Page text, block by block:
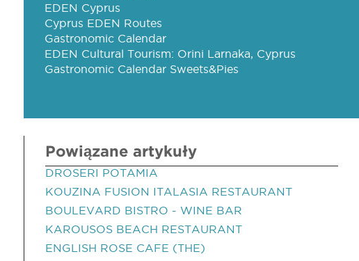
EDEN Cyprus
Cyprus EDEN Routes
Gastronomic Calendar
EDEN Cultural Tourism: Orini Larnaka, Cyprus
Gastronomic Calendar Sweets&Pies
Powiązane artykuły
DROSERI POTAMIA
KOUZINA FUSION ITALASIA RESTAURANT
BOULEVARD BISTRO - WINE BAR
KAROUSOS BEACH RESTAURANT
ENGLISH ROSE CAFE (THE)